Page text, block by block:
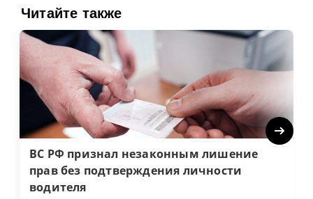
Читайте также
ВС РФ признал незаконным лишение
прав без подтверждения личности
водителя
Next